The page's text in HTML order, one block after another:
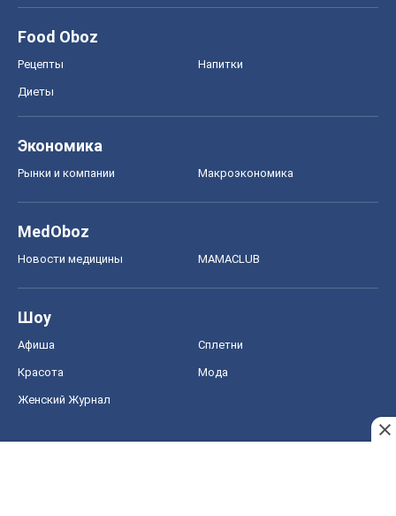
Food Oboz
Рецепты Напитки
Диеты
Экономика
Рынки и компании Mакроэкономика
MedOboz
Новости медицины MAMACLUB
Шоу
Афиша Сплетни
Красота Мода
Женский Журнал